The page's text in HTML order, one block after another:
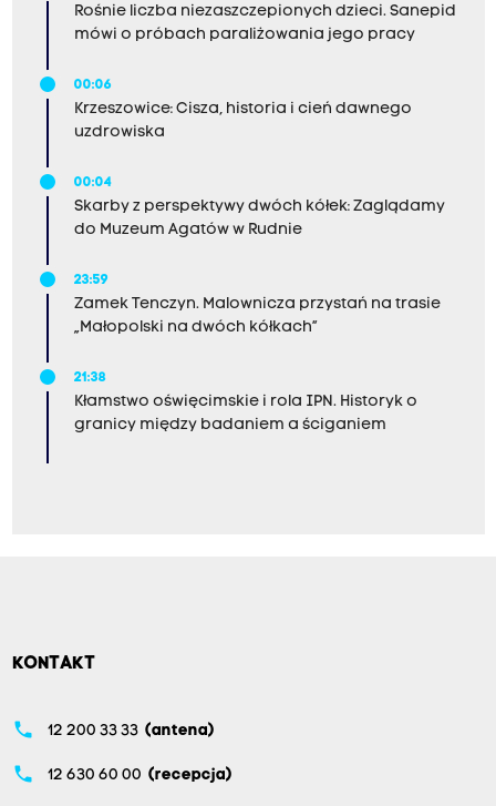
Rośnie liczba niezaszczepionych dzieci. Sanepid
mówi o próbach paraliżowania jego pracy
00:06
Krzeszowice: Cisza, historia i cień dawnego
uzdrowiska
00:04
Skarby z perspektywy dwóch kółek: Zaglądamy
do Muzeum Agatów w Rudnie
23:59
Zamek Tenczyn. Malownicza przystań na trasie
„Małopolski na dwóch kółkach”
21:38
Kłamstwo oświęcimskie i rola IPN. Historyk o
granicy między badaniem a ściganiem
KONTAKT
phone 12 200 33 33 (antena)
phone 12 630 60 00 (recepcja)